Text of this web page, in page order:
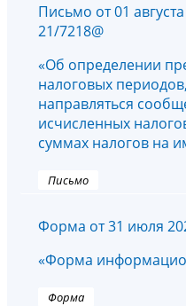
Письмо от 01
21/7218@
«Об определении
налоговых
направляться
исчисленных
суммах налогов на
Письмо
Форма от 31 июля
«Форма
Форма